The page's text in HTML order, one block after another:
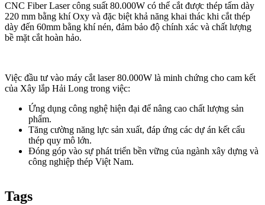
CNC Fiber Laser công suất 80.000W có thể cắt được thép tấm dày
220 mm bằng khí Oxy và đặc biệt khả năng khai thác khi cắt thép
dày đến 60mm bằng khí nén, đảm bảo độ chính xác và chất lượng
bề mặt cắt hoàn hảo.
Việc đầu tư vào máy cắt laser 80.000W là minh chứng cho cam kết
của Xây lắp Hải Long trong việc:
Ứng dụng công nghệ hiện đại để nâng cao chất lượng sản
phẩm.
Tăng cường năng lực sản xuất, đáp ứng các dự án kết cấu
thép quy mô lớn.
Đóng góp vào sự phát triển bền vững của ngành xây dựng và
công nghiệp thép Việt Nam.
Tags